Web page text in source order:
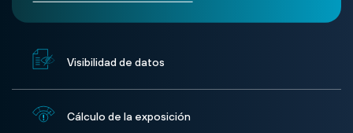
Visibilidad de datos
Cálculo de la exposición